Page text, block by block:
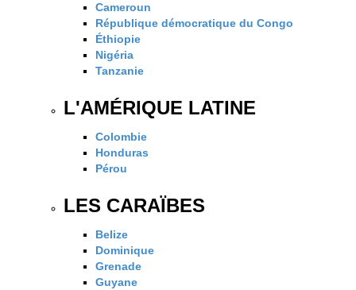
Cameroun
République démocratique du Congo
Éthiopie
Nigéria
Tanzanie
L'AMÉRIQUE LATINE
Colombie
Honduras
Pérou
LES CARAÏBES
Belize
Dominique
Grenade
Guyane